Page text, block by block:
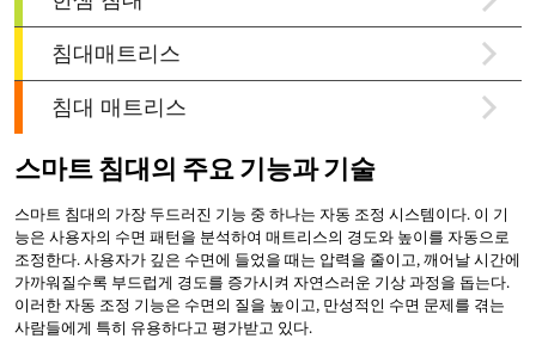
스마트 침대의 주요 기능과 기술
스마트 침대의 가장 두드러진 기능 중 하나는 자동 조정 시스템이다. 이 기
능은 사용자의 수면 패턴을 분석하여 매트리스의 경도와 높이를 자동으로
조정한다. 사용자가 깊은 수면에 들었을 때는 압력을 줄이고, 깨어날 시간에
가까워질수록 부드럽게 경도를 증가시켜 자연스러운 기상 과정을 돕는다.
이러한 자동 조정 기능은 수면의 질을 높이고, 만성적인 수면 문제를 겪는
사람들에게 특히 유용하다고 평가받고 있다.